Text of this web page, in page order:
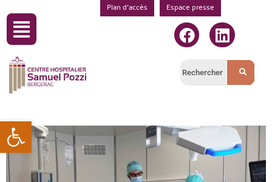
Ouvrir la barre d’outils
Plan d’accés Espace presse